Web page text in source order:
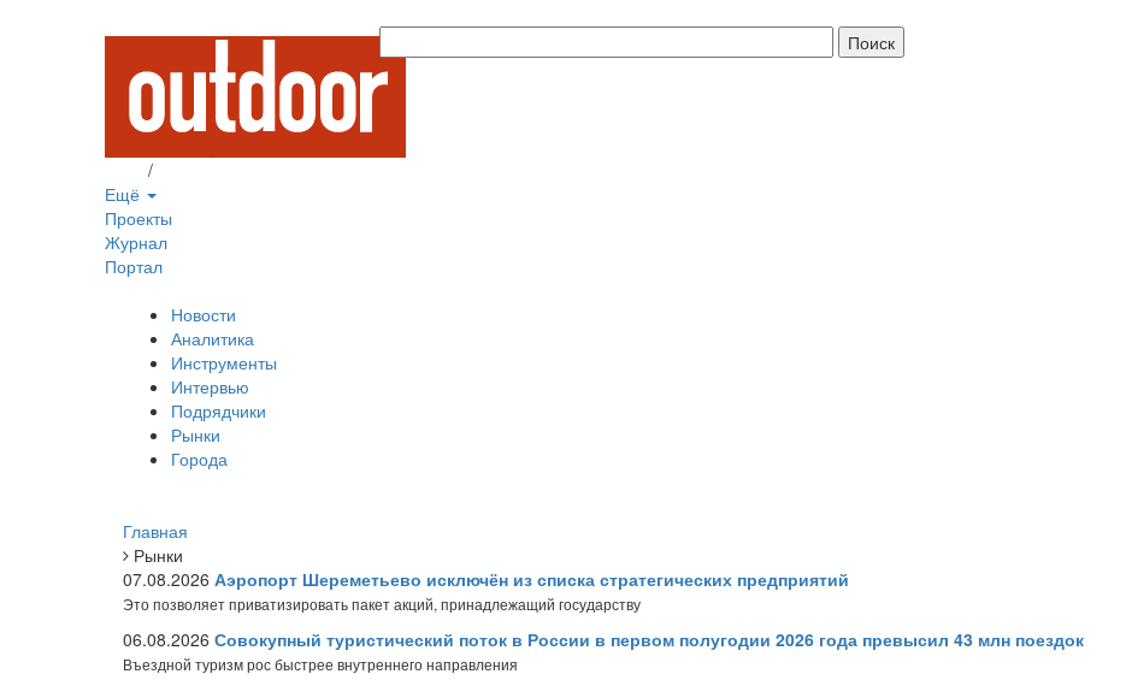
/
Ещё
Проекты
Журнал
Портал
Новости
Аналитика
Инструменты
Интервью
Подрядчики
Рынки
Города
Главная
Рынки
07.08.2026 Аэропорт Шереметьево исключён из списка стратегических предприятий
Это позволяет приватизировать пакет акций, принадлежащий государству
06.08.2026 Совокупный туристический поток в России в первом полугодии 2026 года превысил 43 млн поездок
Въездной туризм рос быстрее внутреннего направления